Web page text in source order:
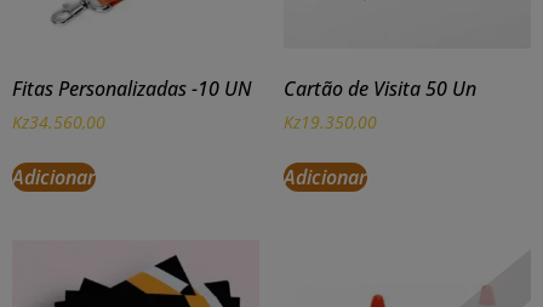
Fitas Personalizadas -10 UN
Kz34.560,00
Adicionar
Cartão de Visita 50 Un
Kz19.350,00
Adicionar